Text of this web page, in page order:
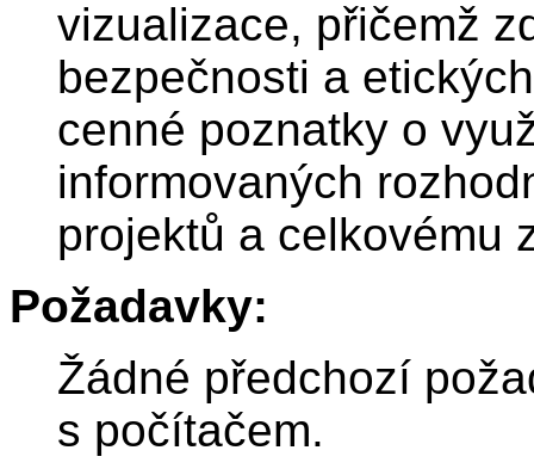
vizualizace, přičemž
bezpečnosti a
cenné poznatky o
informovaných
projektů a celkovému
Požadavky:
Žádné předchozí
s počítačem.